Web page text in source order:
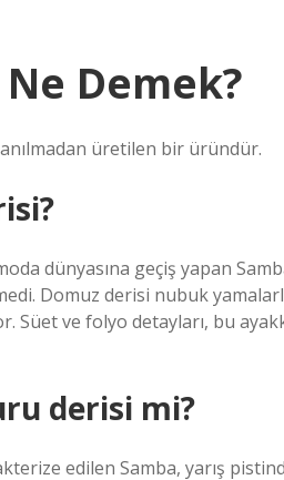
Demek?
üretilen bir üründür.
dünyasına geçiş yapan
Domuz derisi nubuk
Süet ve folyo detayları, bu
derisi mi?
edilen Samba, yarış